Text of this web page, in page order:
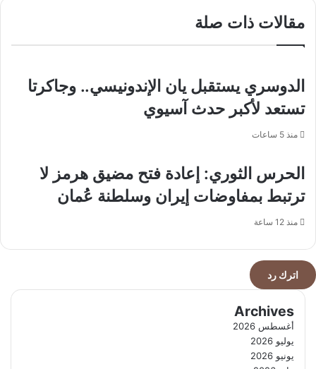
السباحة
مستوى
نقطة
مقالات ذات صلة
الدوسري يستقبل يان الإندونيسي.. وجاكرتا
تستعد لأكبر حدث آسيوي
منذ 5 ساعات
الحرس الثوري: إعادة فتح مضيق هرمز لا
ترتبط بمفاوضات إيران وسلطنة عُمان
منذ 12 ساعة
اترك رد
Archives
أغسطس 2026
يوليو 2026
يونيو 2026